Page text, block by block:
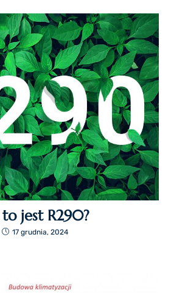
jest R290?
17 grudnia, 2024